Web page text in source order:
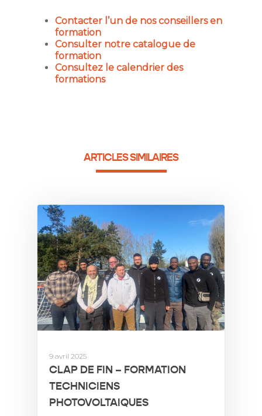
Contacter l’un de nos conseillers en
formation
Consulter notre catalogue de
formation
Consultez le calendrier des
formations
ARTICLES SIMILAIRES
9 avril 2025
CLAP DE FIN – FORMATION
TECHNICIENS
PHOTOVOLTAIQUES